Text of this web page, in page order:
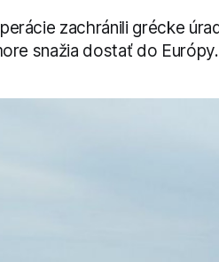
zachránili grécke
snažia dostať do Európy.